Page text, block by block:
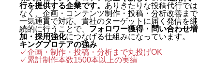
行を提供する企業です。 ありきたりな投稿代行では
なく、企画・コンテンツ制作・投稿・分析改善まで
一気通貫で対応。貴社のターゲットに届く発信を継
続的に行うことで、 フォロワー獲得・問い合わせ増
加・採用強化につなげる仕組みになっています。
キングプロテアの強み
✓企画・制作・投稿・分析まで丸投げOK
✓累計制作本数1500本以上の実績